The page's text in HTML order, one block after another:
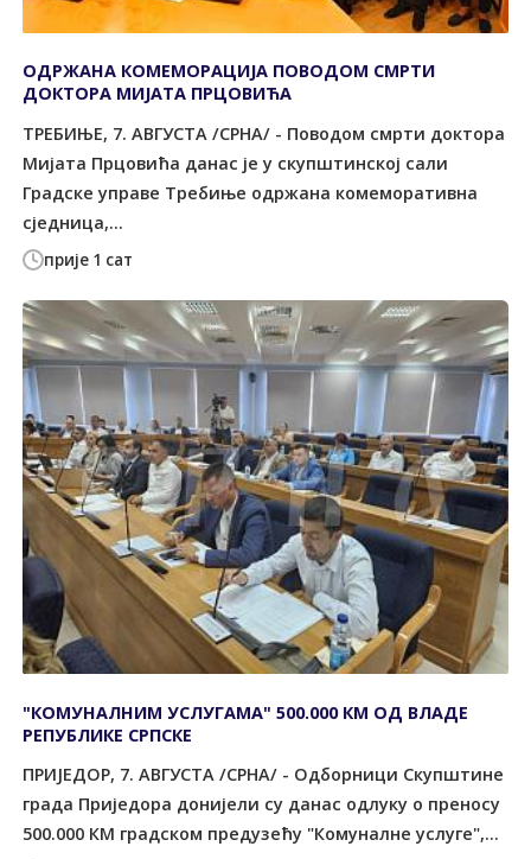
прије 1 сат
ОДРЖАНА КОМЕМОРАЦИЈА ПОВОДОМ СМРТИ
ДОКТОРА МИЈАТА ПРЦОВИЋА
ТРЕБИЊЕ, 7. АВГУСТА /СРНА/ - Поводом смрти доктора
Мијата Прцовића данас је у скупштинској сали
Градске управе Требиње одржана комеморативна
сједница,...
"КОМУНАЛНИМ УСЛУГАМА" 500.000 КМ ОД ВЛАДЕ
РЕПУБЛИКЕ СРПСКЕ
ПРИЈЕДОР, 7. АВГУСТА /СРНА/ - Одборници Скупштине
града Приједора донијели су данас одлуку о преносу
500.000 КМ градском предузећу "Комуналне услуге",...